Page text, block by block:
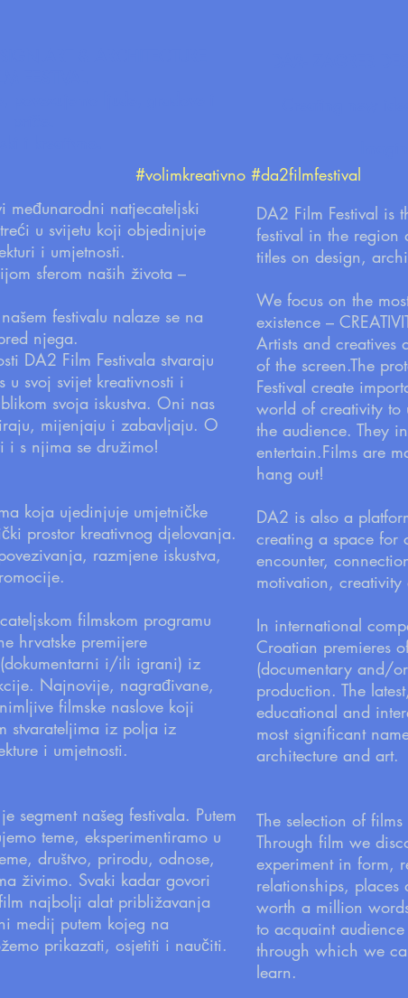
međunarodni natjecateljski
u svijetu koji objedinjuje
i umjetnosti.
sferom naših života –
festivalu nalaze se na
njega.
DA2 Film Festivala stvaraju
u svoj svijet kreativnosti i
svoja iskustva. Oni nas
mijenjaju i zabavljaju. O
i s njima se družimo!
koja ujedinjuje umjetničke
prostor kreativnog djelovanja.
razmjene iskustva,
filmskom programu
hrvatske premijere
i/ili igrani) iz
Najnovije, nagrađivane,
filmske naslove koji
stvarateljima iz polja iz
i umjetnosti.
segment našeg festivala. Putem
teme, eksperimentiramo u
društvo, prirodu, odnose,
živimo. Svaki kadar govori
najbolji alat približavanja
medij putem kojeg na
prikazati, osjetiti i naučiti.
DA2 Film Festival is
festival in the region
titles on design,
We focus on the
existence –
Artists and creatives
of the screen.The
Festival create
world of creativity to
the audience. They
entertain.Films are
hang out!
DA2 is also a
creating a space for
encounter,
motivation,
In international
Croatian premieres
(documentary and/
production. The
educational and
most significant
architecture and art.
The selection of
Through film we
experiment in form,
relationships,
worth a million
to acquaint
through which we
learn.
#volimkreativno #da2filmfestival